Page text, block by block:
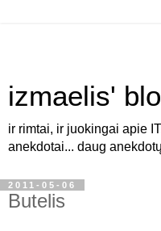
izmaelis'
ir rimtai, ir juokingai apie
anekdotai... daug
2011-05-06
Butelis